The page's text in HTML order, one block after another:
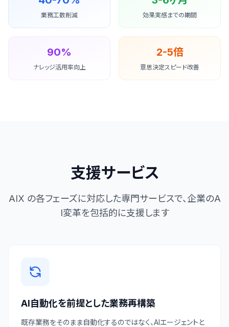
業務工数削減 効果実感までの期間
90%
ナレッジ活用率向上
2-5倍
意思決定スピード改善
支援サービス
AIX の各フェーズに対応した専門サービスで、企業のA
I変革を包括的に支援します
AI自動化を前提とした業務再構築
既存業務をそのまま自動化するのではなく、AIエージェントと